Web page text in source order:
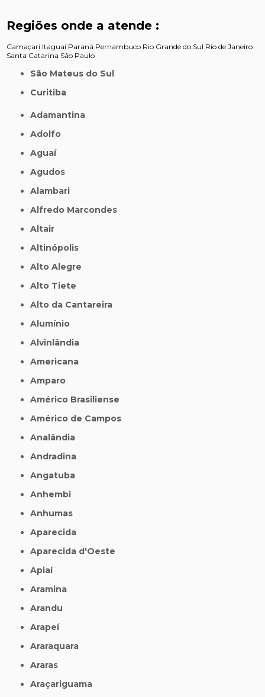
Regiões onde a atende :
Camaçari Itaguaí Paraná Pernambuco Rio Grande do Sul Rio de Janeiro
Santa Catarina São Paulo
São Mateus do Sul
Curitiba
Adamantina
Adolfo
Aguaí
Agudos
Alambari
Alfredo Marcondes
Altair
Altinópolis
Alto Alegre
Alto Tiete
Alto da Cantareira
Alumínio
Alvinlândia
Americana
Amparo
Américo Brasiliense
Américo de Campos
Analândia
Andradina
Angatuba
Anhembi
Anhumas
Aparecida
Aparecida d'Oeste
Apiaí
Aramina
Arandu
Arapeí
Araraquara
Araras
Araçariguama